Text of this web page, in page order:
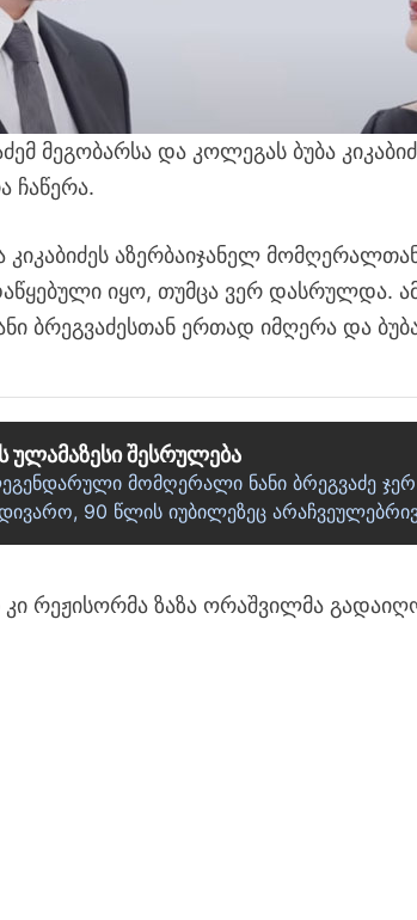
მეგობარსა და კოლეგას ბუბა
ჩაწერა.
კიკაბიძეს აზერბაიჯანელ
იყო, თუმცა ვერ დასრულდა.
ბრეგვაძესთან ერთად იმღერა და ბუბა
ულამაზესი შესრულება
მომღერალი ნანი ბრეგვაძე
90 წლის იუბილეზეც
რეჟისორმა ზაზა ორაშვილმა